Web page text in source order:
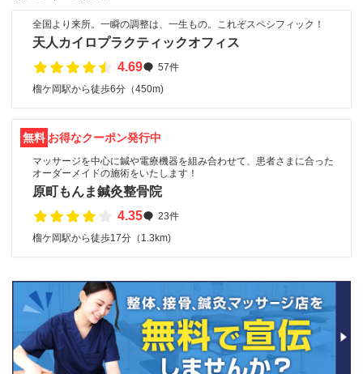
全国より来所。一瞬の調整は、一生もの。これぞスペシフィック！
天人カイロプラクティックオフィス
4.69
57件
榴ケ岡駅から徒歩6分（450m)
無料 お得なクーポン発行中
マッサージを中心に鍼や電療機器を組み合わせて、患者さまに合った
オーダーメイドの施術をいたします！
原町もんま鍼灸整骨院
4.35
23件
榴ケ岡駅から徒歩17分（1.3km)